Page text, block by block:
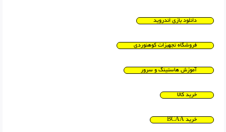
دانلود بازی اندروید
فروشگاه تجهیزات کوهنوردی
آموزش هاستینگ و سرور
خرید کالا
خرید BCAA